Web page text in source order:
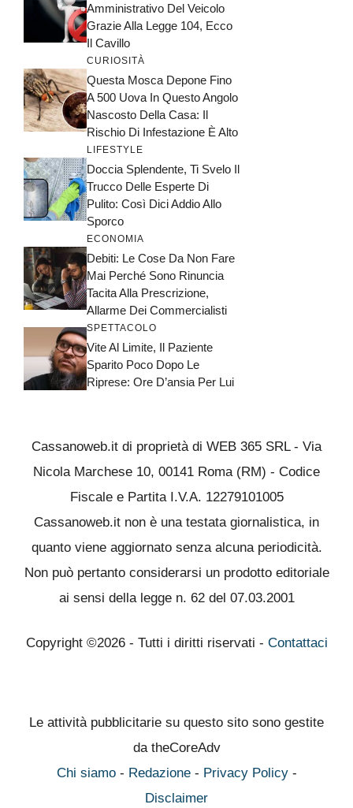
Amministrativo Del Veicolo
Grazie Alla Legge 104, Ecco
Il Cavillo
CURIOSITÀ
Questa Mosca Depone Fino
A 500 Uova In Questo Angolo
Nascosto Della Casa: Il
Rischio Di Infestazione È Alto
LIFESTYLE
Doccia Splendente, Ti Svelo Il
Trucco Delle Esperte Di
Pulito: Così Dici Addio Allo
Sporco
ECONOMIA
Debiti: Le Cose Da Non Fare
Mai Perché Sono Rinuncia
Tacita Alla Prescrizione,
Allarme Dei Commercialisti
SPETTACOLO
Vite Al Limite, Il Paziente
Sparito Poco Dopo Le
Riprese: Ore D’ansia Per Lui
Cassanoweb.it di proprietà di WEB 365 SRL - Via
Nicola Marchese 10, 00141 Roma (RM) - Codice
Fiscale e Partita I.V.A. 12279101005
Cassanoweb.it non è una testata giornalistica, in
quanto viene aggiornato senza alcuna periodicità.
Non può pertanto considerarsi un prodotto editoriale
ai sensi della legge n. 62 del 07.03.2001
Copyright ©2026 - Tutti i diritti riservati - Contattaci
Le attività pubblicitarie su questo sito sono gestite
da theCoreAdv
Chi siamo- Redazione- Privacy Policy-
Disclaimer